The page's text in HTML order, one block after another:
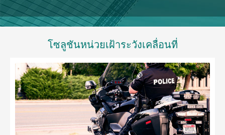
โซลูชันหน่วยเฝ้าระวังเคลื่อนที่